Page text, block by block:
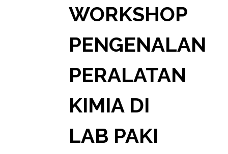
WORKSHOP
PENGENALAN
PERALATAN
KIMIA DI
LAB PAKI